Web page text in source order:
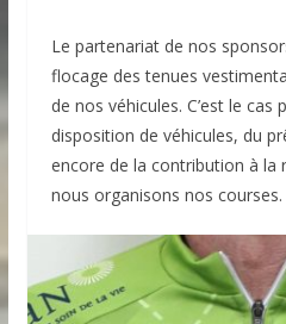
Le partenariat de nos
flocage des tenues
de nos véhicules. C’est le
disposition de véhicules, du
encore de la contribution à la
nous organisons nos courses.